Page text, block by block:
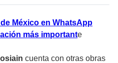
México en WhatsApp
más importante
cuenta con otras obras